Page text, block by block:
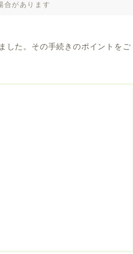
合があります
した。その手続きのポイントをご